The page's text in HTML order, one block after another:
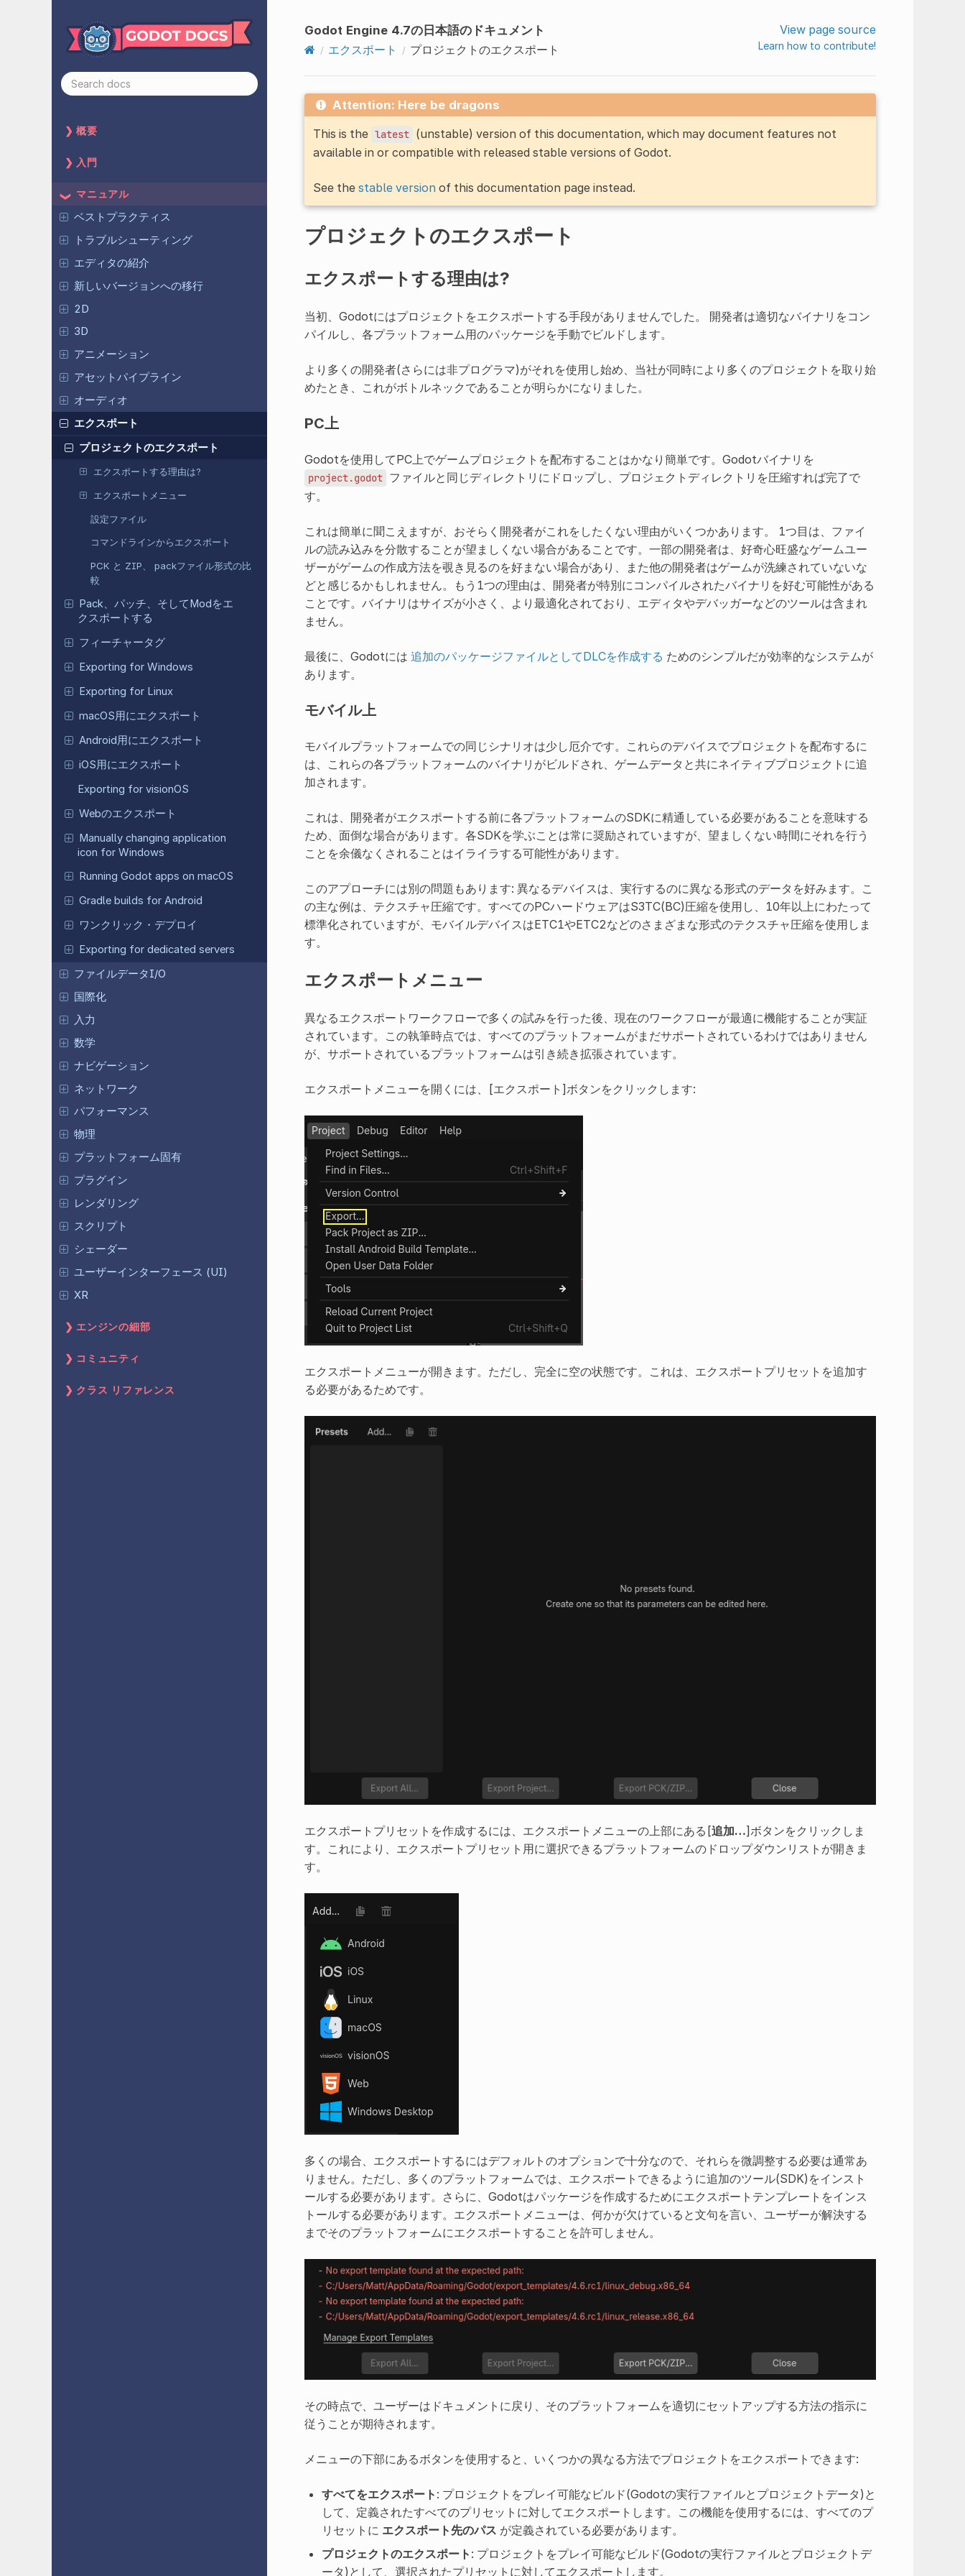
概要
入門
マニュアル
ベストプラクティス
トラブルシューティング
エディタの紹介
新しいバージョンへの移行
2D
3D
アニメーション
アセットパイプライン
オーディオ
エクスポート
プロジェクトのエクスポート
エクスポートする理由は?
エクスポートメニュー
設定ファイル
コマンドラインからエクスポート
PCK と ZIP、 packファイル形式の比
較
Pack、パッチ、そしてModをエ
クスポートする
フィーチャータグ
Exporting for Windows
Exporting for Linux
macOS用にエクスポート
Android用にエクスポート
iOS用にエクスポート
Exporting for visionOS
Webのエクスポート
Manually changing application
icon for Windows
Running Godot apps on macOS
Gradle builds for Android
ワンクリック・デプロイ
Exporting for dedicated servers
ファイルデータI/O
国際化
入力
数学
ナビゲーション
ネットワーク
パフォーマンス
物理
プラットフォーム固有
プラグイン
レンダリング
スクリプト
シェーダー
ユーザーインターフェース (UI)
XR
エンジンの細部
コミュニティ
クラス リファレンス
Godot Engine 4.7の日本語のドキュメント
エクスポート
プロジェクトのエクスポート
View page source
Learn how to contribute!
Attention: Here be dragons
This is the latest (unstable) version of this documentation, which may document features not
available in or compatible with released stable versions of Godot.
See the stable versionof this documentation page instead.
プロジェクトのエクスポート
エクスポートする理由は?
当初、Godotにはプロジェクトをエクスポートする手段がありませんでした。 開発者は適切なバイナリをコン
パイルし、各プラットフォーム用のパッケージを手動でビルドします。
より多くの開発者(さらには非プログラマ)がそれを使用し始め、当社が同時により多くのプロジェクトを取り始
めたとき、これがボトルネックであることが明らかになりました。
PC上
Godotを使用してPC上でゲームプロジェクトを配布することはかなり簡単です。Godotバイナリを
project.godot ファイルと同じディレクトリにドロップし、プロジェクトディレクトリを圧縮すれば完了で
す。
これは簡単に聞こえますが、おそらく開発者がこれをしたくない理由がいくつかあります。 1つ目は、ファイ
ルの読み込みを分散することが望ましくない場合があることです。一部の開発者は、好奇心旺盛なゲームユー
ザーがゲームの作成方法を覗き見るのを好まない場合があり、また他の開発者はゲームが洗練されていないな
どと感じるかもしれません。もう1つの理由は、開発者が特別にコンパイルされたバイナリを好む可能性がある
ことです。バイナリはサイズが小さく、より最適化されており、エディタやデバッガーなどのツールは含まれ
ません。
最後に、Godotには 追加のパッケージファイルとしてDLCを作成する ためのシンプルだが効率的なシステムが
あります。
モバイル上
モバイルプラットフォームでの同じシナリオは少し厄介です。これらのデバイスでプロジェクトを配布するに
は、これらの各プラットフォームのバイナリがビルドされ、ゲームデータと共にネイティブプロジェクトに追
加されます。
これは、開発者がエクスポートする前に各プラットフォームのSDKに精通している必要があることを意味する
ため、面倒な場合があります。各SDKを学ぶことは常に奨励されていますが、望ましくない時間にそれを行う
ことを余儀なくされることはイライラする可能性があります。
このアプローチには別の問題もあります: 異なるデバイスは、実行するのに異なる形式のデータを好みます。こ
の主な例は、テクスチャ圧縮です。すべてのPCハードウェアはS3TC(BC)圧縮を使用し、10年以上にわたって
標準化されていますが、モバイルデバイスはETC1やETC2などのさまざまな形式のテクスチャ圧縮を使用しま
す。
エクスポートメニュー
異なるエクスポートワークフローで多くの試みを行った後、現在のワークフローが最適に機能することが実証
されています。この執筆時点では、すべてのプラットフォームがまだサポートされているわけではありません
が、サポートされているプラットフォームは引き続き拡張されています。
エクスポートメニューを開くには、[エクスポート]ボタンをクリックします:
エクスポートメニューが開きます。ただし、完全に空の状態です。これは、エクスポートプリセットを追加す
る必要があるためです。
エクスポートプリセットを作成するには、エクスポートメニューの上部にある[追加…]ボタンをクリックしま
す。これにより、エクスポートプリセット用に選択できるプラットフォームのドロップダウンリストが開きま
す。
多くの場合、エクスポートするにはデフォルトのオプションで十分なので、それらを微調整する必要は通常あ
りません。ただし、多くのプラットフォームでは、エクスポートできるように追加のツール(SDK)をインスト
ールする必要があります。さらに、Godotはパッケージを作成するためにエクスポートテンプレートをインス
トールする必要があります。エクスポートメニューは、何かが欠けていると文句を言い、ユーザーが解決する
までそのプラットフォームにエクスポートすることを許可しません。
その時点で、ユーザーはドキュメントに戻り、そのプラットフォームを適切にセットアップする方法の指示に
従うことが期待されます。
メニューの下部にあるボタンを使用すると、いくつかの異なる方法でプロジェクトをエクスポートできます:
すべてをエクスポート : プロジェクトをプレイ可能なビルド(Godotの実行ファイルとプロジェクトデータ)と
して、定義されたすべてのプリセットに対してエクスポートします。この機能を使用するには、すべてのプ
リセットに エクスポート先のパス が定義されている必要があります。
プロジェクトのエクスポート : プロジェクトをプレイ可能なビルド(Godotの実行ファイルとプロジェクトデ
ータ)として、選択されたプリセットに対してエクスポートします。